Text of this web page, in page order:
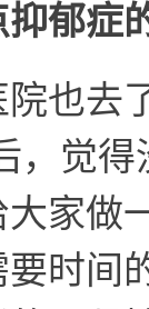
郁症
院也去
，觉
大家做
时间